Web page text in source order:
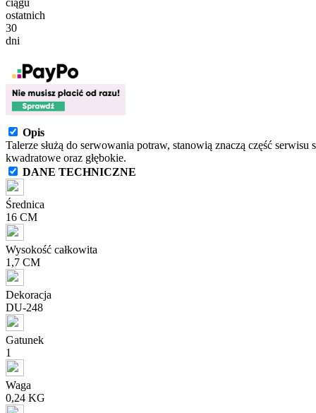
ostatnich
30
dni
Opis
Talerze służą do serwowania potraw, stanowią znaczą część
kwadratowe oraz głębokie.
DANE TECHNICZNE
Średnica
16 CM
Wysokość całkowita
1,7 CM
Dekoracja
DU-248
Gatunek
1
Waga
0,24 KG